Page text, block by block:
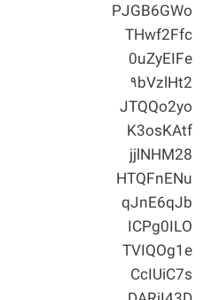
PJGB6GWo
THwf2Ffc
0uZyEIFe
۹bVzlHt2
JTQQo2yo
K3osKAtf
jjlNHM28
HTQFnENu
qJnE6qJb
ICPg0ILO
TVIQOg1e
CcIUiC7s